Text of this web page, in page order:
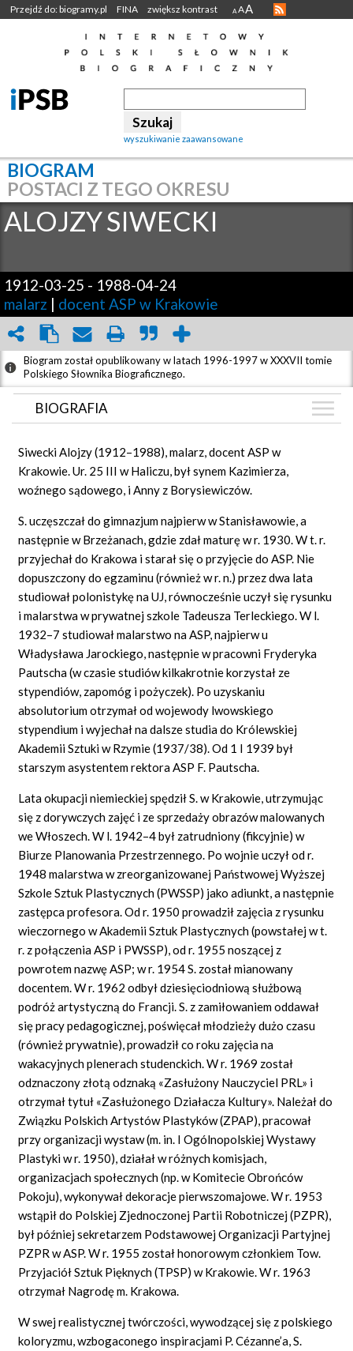
Przejdź do: biogramy.pl FINA zwiększ kontrast A AA
wyszukiwanie zaawansowane
BIOGRAM
POSTACI Z TEGO OKRESU
ALOJZYSIWECKI
1912-03-25 - 1988-04-24
malarz | docent ASP w Krakowie
Biogram został opublikowany w latach 1996-1997 w XXXVII tomie
Polskiego Słownika Biograficznego.
BIOGRAFIA
GRAF POWIĄZAŃ
DYSKUSJA
Siwecki Alojzy (1912–1988), malarz, docent ASP w
Krakowie. Ur. 25 III w Haliczu, był synem Kazimierza,
woźnego sądowego, i Anny z Borysiewiczów.
S. uczęszczał do gimnazjum najpierw w Stanisławowie, a
następnie w Brzeżanach, gdzie zdał maturę w r. 1930. W t. r.
przyjechał do Krakowa i starał się o przyjęcie do ASP. Nie
dopuszczony do egzaminu (również w r. n.) przez dwa lata
studiował polonistykę na UJ, równocześnie uczył się rysunku
i malarstwa w prywatnej szkole Tadeusza Terleckiego. W l.
1932–7 studiował malarstwo na ASP, najpierw u
Władysława Jarockiego, następnie w pracowni Fryderyka
Pautscha (w czasie studiów kilkakrotnie korzystał ze
stypendiów, zapomóg i pożyczek). Po uzyskaniu
absolutorium otrzymał od wojewody lwowskiego
stypendium i wyjechał na dalsze studia do Królewskiej
Akademii Sztuki w Rzymie (1937/38). Od 1 I 1939 był
starszym asystentem rektora ASP F. Pautscha.
Lata okupacji niemieckiej spędził S. w Krakowie, utrzymując
się z dorywczych zajęć i ze sprzedaży obrazów malowanych
we Włoszech. W l. 1942–4 był zatrudniony (fikcyjnie) w
Biurze Planowania Przestrzennego. Po wojnie uczył od r.
1948 malarstwa w zreorganizowanej Państwowej Wyższej
Szkole Sztuk Plastycznych (PWSSP) jako adiunkt, a następnie
zastępca profesora. Od r. 1950 prowadził zajęcia z rysunku
wieczornego w Akademii Sztuk Plastycznych (powstałej w t.
r. z połączenia ASP i PWSSP), od r. 1955 noszącej z
powrotem nazwę ASP; w r. 1954 S. został mianowany
docentem. W r. 1962 odbył dziesięciodniową służbową
podróż artystyczną do Francji. S. z zamiłowaniem oddawał
się pracy pedagogicznej, poświęcał młodzieży dużo czasu
(również prywatnie), prowadził co roku zajęcia na
wakacyjnych plenerach studenckich. W r. 1969 został
odznaczony złotą odznaką «Zasłużony Nauczyciel PRL» i
otrzymał tytuł «Zasłużonego Działacza Kultury». Należał do
Związku Polskich Artystów Plastyków (ZPAP), pracował
przy organizacji wystaw (m. in. I Ogólnopolskiej Wystawy
Plastyki w r. 1950), działał w różnych komisjach,
organizacjach społecznych (np. w Komitecie Obrońców
Pokoju), wykonywał dekoracje pierwszomajowe. W r. 1953
wstąpił do Polskiej Zjednoczonej Partii Robotniczej (PZPR),
był później sekretarzem Podstawowej Organizacji Partyjnej
PZPR w ASP. W r. 1955 został honorowym członkiem Tow.
Przyjaciół Sztuk Pięknych (TPSP) w Krakowie. W r. 1963
otrzymał Nagrodę m. Krakowa.
W swej realistycznej twórczości, wywodzącej się z polskiego
koloryzmu, wzbogaconego inspiracjami P. Cézanne’a, S.